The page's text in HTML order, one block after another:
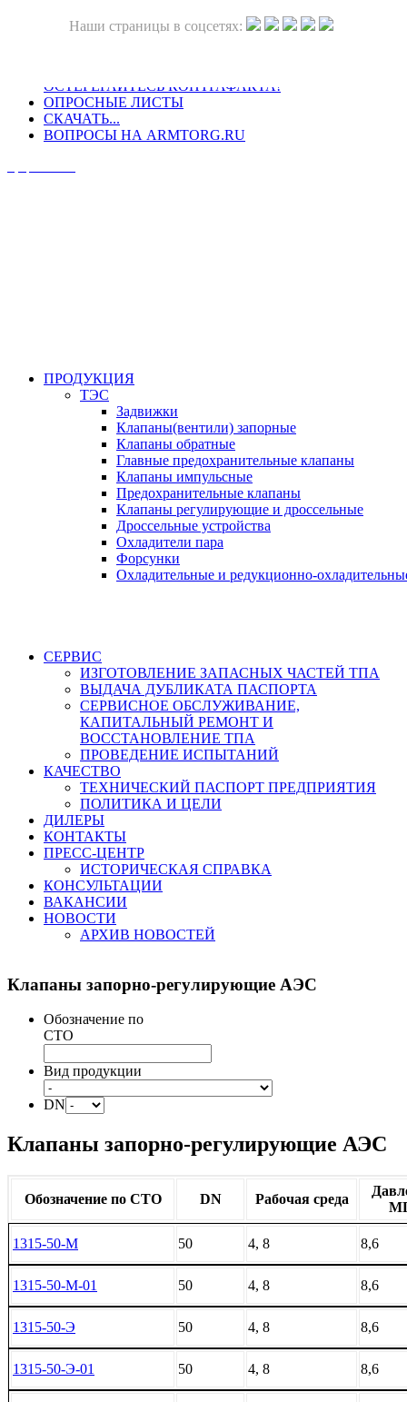
ОСТЕРЕГАЙТЕСЬ КОНТРАФАКТА!
ОПРОСНЫЕ ЛИСТЫ
СКАЧАТЬ...
ВОПРОСЫ НА ARMTORG.RU
ПРОДУКЦИЯ
ТЭС
Задвижки
Клапаны(вентили) запорные
Клапаны обратные
Главные предохранительные клапаны
Клапаны импульсные
Предохранительные клапаны
Клапаны регулирующие и дроссельные
Дроссельные устройства
Охладители пара
Форсунки
Охладительные и редукционно-
СЕРВИС
ИЗГОТОВЛЕНИЕ ЗАПАСНЫХ ЧАСТЕЙ ТПА
ВЫДАЧА ДУБЛИКАТА ПАСПОРТА
СЕРВИСНОЕ ОБСЛУЖИВАНИЕ,
КАПИТАЛЬНЫЙ РЕМОНТ И
ВОССТАНОВЛЕНИЕ ТПА
ПРОВЕДЕНИЕ ИСПЫТАНИЙ
КАЧЕСТВО
ТЕХНИЧЕСКИЙ ПАСПОРТ ПРЕДПРИЯТИЯ
ПОЛИТИКА И ЦЕЛИ
ДИЛЕРЫ
КОНТАКТЫ
ПРЕСС-ЦЕНТР
ИСТОРИЧЕСКАЯ СПРАВКА
КОНСУЛЬТАЦИИ
ВАКАНСИИ
НОВОСТИ
АРХИВ НОВОСТЕЙ
Клапаны запорно-регулирующие АЭС
Обозначение по
СТО
Вид продукции
DN
Клапаны запорно-регулирующие АЭС
Обозначение по СТО DN Рабочая среда
1315-50-М 50 4, 8 8,6
1315-50-М-01 50 4, 8 8,6
1315-50-Э 50 4, 8 8,6
1315-50-Э-01 50 4, 8 8,6
Наши страницы в соцсетях: